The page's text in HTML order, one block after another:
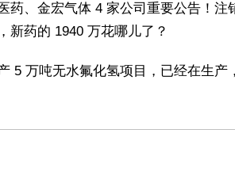
药、金宏气体 4 家公司重要公告！注
新药的 1940 万花哪儿了？
5 万吨无水氟化氢项目，已经在生产